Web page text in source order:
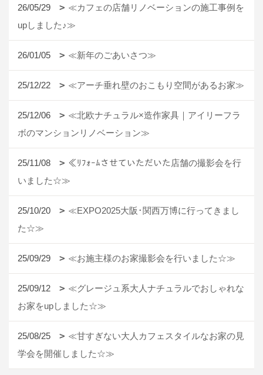
26/05/29
≪カフェの店舗リノベーションの施工事例を
upしました♪≫
26/01/05 ≪新年のごあいさつ≫
25/12/22 ≪アーチ垂れ壁のおこもり空間があるお家≫
25/12/06
≪北欧ナチュラル×造作家具｜アイリーフラ
ボのマンションリノベーション≫
25/11/08
≪ﾘﾌｫｰﾑさせていただいた店舗の撮影会を行
いました☆≫
25/10/20
≪EXPO2025大阪･関西万博に行ってきまし
た☆≫
25/09/29 ≪お施主様のお家撮影会を行いました☆≫
25/09/12
≪グレージュ系大人ナチュラルでおしゃれな
お家をupしました☆≫
25/08/25
≪甘すぎない大人カフェスタイルなお家の見
学会を開催しました☆≫